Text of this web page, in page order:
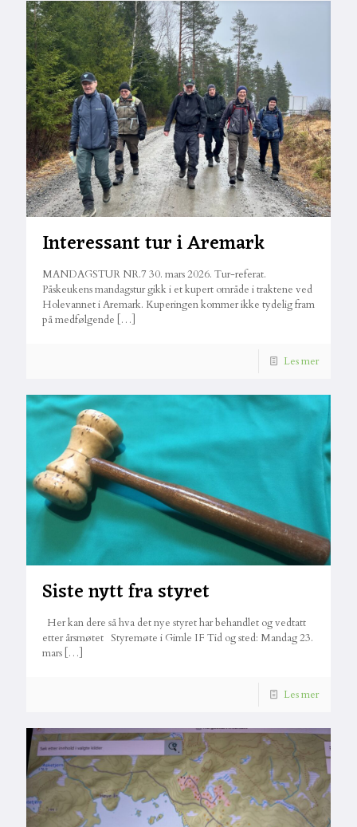
Interessant tur i Aremark
MANDAGSTUR NR.7 30. mars 2026. Tur-referat.
Påskeukens mandagstur gikk i et kupert område i traktene ved
Holevannet i Aremark. Kuperingen kommer ikke tydelig fram
på medfølgende […]
Les mer
Siste nytt fra styret
Her kan dere så hva det nye styret har behandlet og vedtatt
etter årsmøtet Styremøte i Gimle IF Tid og sted: Mandag 23.
mars […]
Les mer